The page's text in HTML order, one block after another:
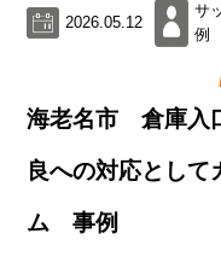
2026.05.12
サ
例
海老名市 倉庫入
良への対応とし
ム 事例